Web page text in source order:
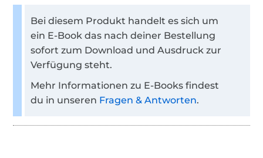
Bei diesem Produkt handelt es sich um
ein E-Book das nach deiner Bestellung
sofort zum Download und Ausdruck zur
Verfügung steht.
Mehr Informationen zu E-Books findest
du in unseren Fragen & Antworten.